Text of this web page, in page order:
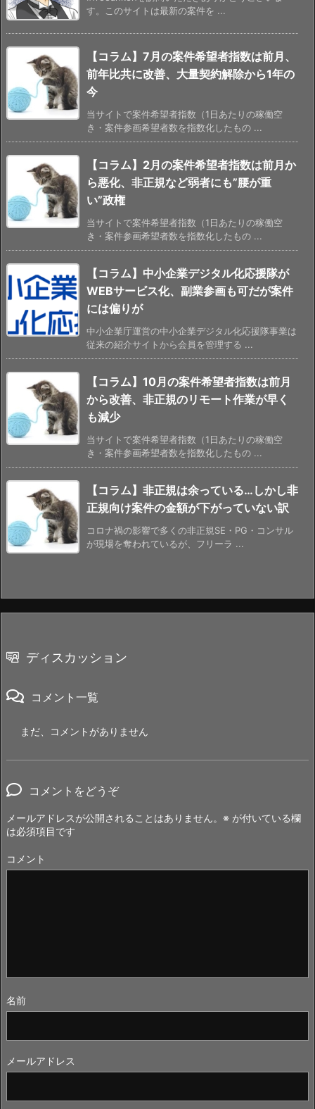
す。このサイトは最新の案件を ...
【コラム】7月の案件希望者指数は前月、
前年比共に改善、大量契約解除から1年の
今
当サイトで案件希望者指数（1日あたりの稼働空
き・案件参画希望者数を指数化したもの ...
【コラム】2月の案件希望者指数は前月か
ら悪化、非正規など弱者にも”腰が重
い”政権
当サイトで案件希望者指数（1日あたりの稼働空
き・案件参画希望者数を指数化したもの ...
【コラム】中小企業デジタル化応援隊が
WEBサービス化、副業参画も可だが案件
には偏りが
中小企業庁運営の中小企業デジタル化応援隊事業は
従来の紹介サイトから会員を管理する ...
【コラム】10月の案件希望者指数は前月
から改善、非正規のリモート作業が早く
も減少
当サイトで案件希望者指数（1日あたりの稼働空
き・案件参画希望者数を指数化したもの ...
【コラム】非正規は余っている…しかし非
正規向け案件の金額が下がっていない訳
コロナ禍の影響で多くの非正規SE・PG・コンサル
が現場を奪われているが、フリーラ ...
ディスカッション
コメント一覧
まだ、コメントがありません
コメントをどうぞ
メールアドレスが公開されることはありません。 ※ が付いている欄
は必須項目です
コメント
名前
メールアドレス